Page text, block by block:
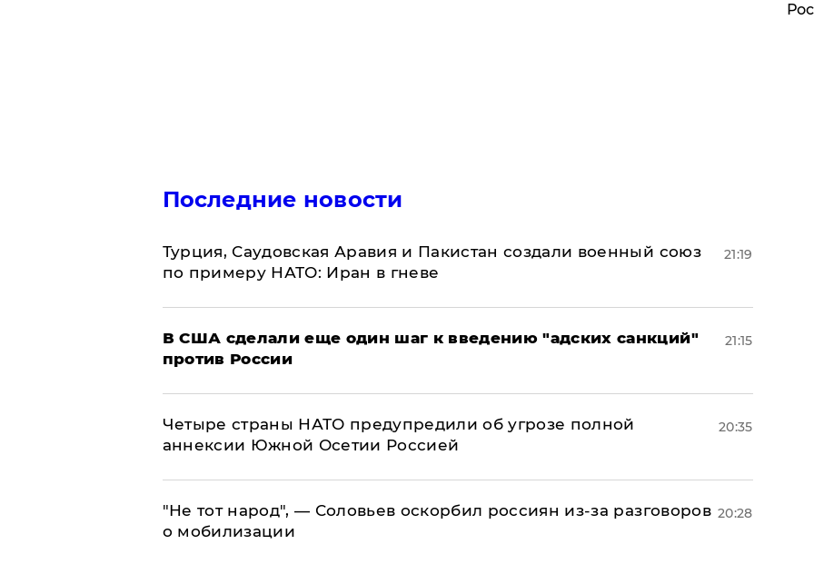
Последние новости
Турция, Саудовская Аравия и Пакистан создали военный союз
по примеру НАТО: Иран в гневе
21:19
В США сделали еще один шаг к введению "адских санкций"
против России
21:15
Четыре страны НАТО предупредили об угрозе полной
аннексии Южной Осетии Россией
20:35
​"Не тот народ", — Соловьев оскорбил россиян из-за разговоров
о мобилизации
20:28